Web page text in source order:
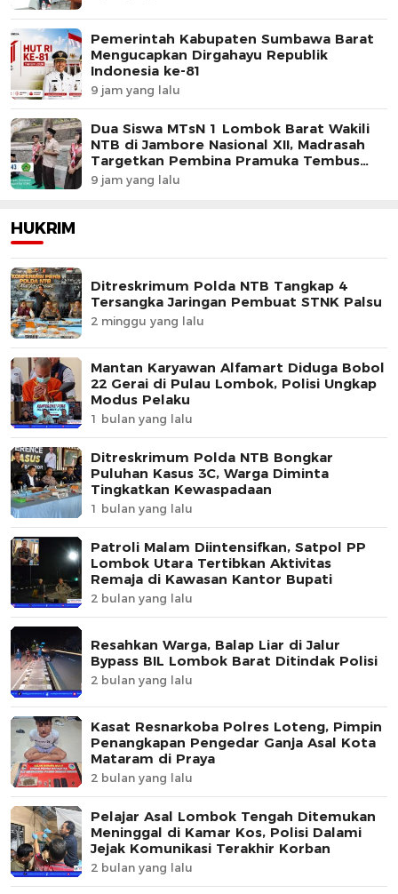
Pemerintah Kabupaten Sumbawa Barat
Mengucapkan Dirgahayu Republik
Indonesia ke-81
9 jam yang lalu
Dua Siswa MTsN 1 Lombok Barat Wakili
NTB di Jambore Nasional XII, Madrasah
Targetkan Pembina Pramuka Tembus
Tingkat Nasional
9 jam yang lalu
HUKRIM
Ditreskrimum Polda NTB Tangkap 4
Tersangka Jaringan Pembuat STNK Palsu
2 minggu yang lalu
Mantan Karyawan Alfamart Diduga Bobol
22 Gerai di Pulau Lombok, Polisi Ungkap
Modus Pelaku
1 bulan yang lalu
Ditreskrimum Polda NTB Bongkar
Puluhan Kasus 3C, Warga Diminta
Tingkatkan Kewaspadaan
1 bulan yang lalu
Patroli Malam Diintensifkan, Satpol PP
Lombok Utara Tertibkan Aktivitas
Remaja di Kawasan Kantor Bupati
2 bulan yang lalu
Resahkan Warga, Balap Liar di Jalur
Bypass BIL Lombok Barat Ditindak Polisi
2 bulan yang lalu
Kasat Resnarkoba Polres Loteng, Pimpin
Penangkapan Pengedar Ganja Asal Kota
Mataram di Praya
2 bulan yang lalu
Pelajar Asal Lombok Tengah Ditemukan
Meninggal di Kamar Kos, Polisi Dalami
Jejak Komunikasi Terakhir Korban
2 bulan yang lalu